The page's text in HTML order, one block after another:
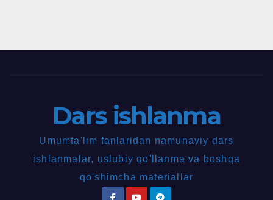
Dars ishlanma
Umumta'lim fanlaridan namunaviy dars
ishlanmalar, uslubiy qo'llanma va boshqa
qo'shimcha materiallar